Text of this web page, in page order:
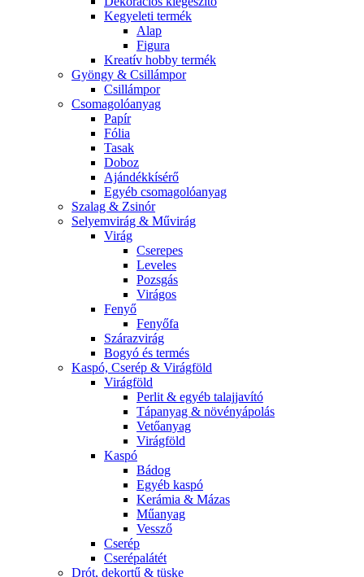
Kegyeleti termék
Alap
Figura
Kreatív hobby termék
Gyöngy & Csillámpor
Csillámpor
Csomagolóanyag
Papír
Fólia
Tasak
Doboz
Ajándékkísérő
Egyéb csomagolóanyag
Szalag & Zsinór
Selyemvirág & Művirág
Virág
Cserepes
Leveles
Pozsgás
Virágos
Fenyő
Fenyőfa
Szárazvirág
Bogyó és termés
Kaspó, Cserép & Virágföld
Virágföld
Perlit & egyéb talajjavító
Tápanyag & növényápolás
Vetőanyag
Virágföld
Kaspó
Bádog
Egyéb kaspó
Kerámia & Mázas
Műanyag
Vessző
Cserép
Cserépalátét
Drót, dekortű & tüske